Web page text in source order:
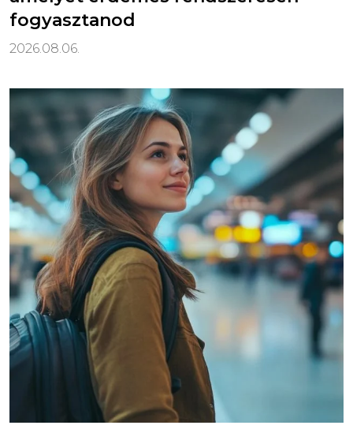
fogyasztanod
2026.08.06.